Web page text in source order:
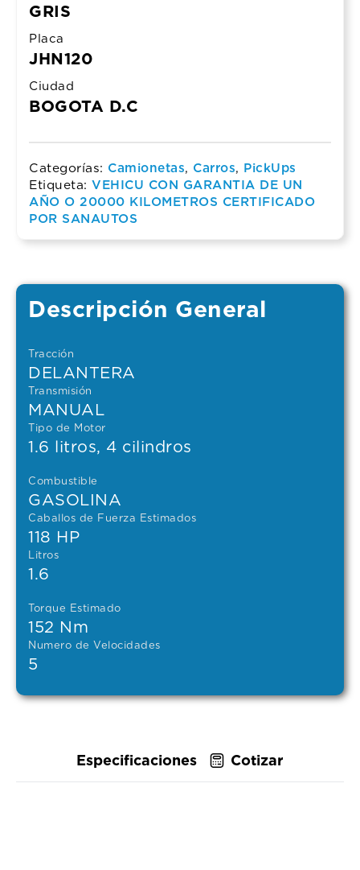
GRIS
Placa
JHN120
Ciudad
BOGOTA D.C
Categorías: Camionetas, Carros, PickUps
Etiqueta: VEHICU CON GARANTIA DE UN
AÑO O 20000 KILOMETROS CERTIFICADO
POR SANAUTOS
Descripción General
Tracción
DELANTERA
Transmisión
MANUAL
Tipo de Motor
1.6 litros, 4 cilindros
Combustible
GASOLINA
Caballos de Fuerza Estimados
118 HP
Litros
1.6
Torque Estimado
152 Nm
Numero de Velocidades
5
Especificaciones Cotizar